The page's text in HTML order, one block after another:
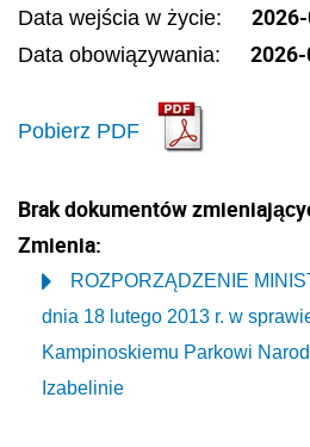
Data wejścia w życie:
Data obowiązywania:
Pobierz PDF
Brak dokumentów
Zmienia:
ROZPORZĄDZENIE
dnia 18 lutego 2013 r. w
Kampinoskiemu Parkowi
Izabelinie